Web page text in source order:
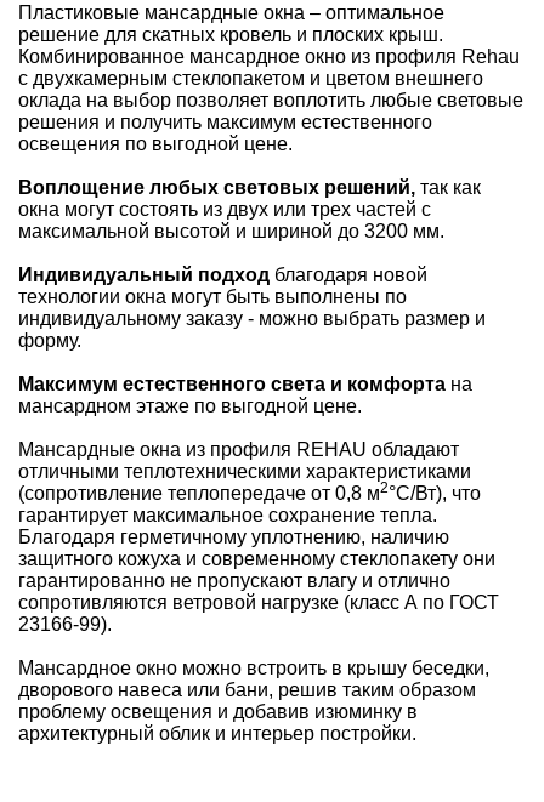
Пластиковые мансардные окна – оптимальное
решение для скатных кровель и плоских крыш.
Комбинированное мансардное окно из профиля Rehau
с двухкамерным стеклопакетом и цветом внешнего
оклада на выбор позволяет воплотить любые световые
решения и получить максимум естественного
освещения по выгодной цене.
Воплощение любых световых решений, так как
окна могут состоять из двух или трех частей с
максимальной высотой и шириной до 3200 мм.
Индивидуальный подход благодаря новой
технологии окна могут быть выполнены по
индивидуальному заказу - можно выбрать размер и
форму.
Максимум естественного света и комфорта на
мансардном этаже по выгодной цене.
Мансардные окна из профиля REHAU обладают
отличными теплотехническими характеристиками
(сопротивление теплопередаче от 0,8 м2°С/Вт), что
гарантирует максимальное сохранение тепла.
Благодаря герметичному уплотнению, наличию
защитного кожуха и современному стеклопакету они
гарантированно не пропускают влагу и отлично
сопротивляются ветровой нагрузке (класс А по ГОСТ
23166-99).
Мансардное окно можно встроить в крышу беседки,
дворового навеса или бани, решив таким образом
проблему освещения и добавив изюминку в
архитектурный облик и интерьер постройки.